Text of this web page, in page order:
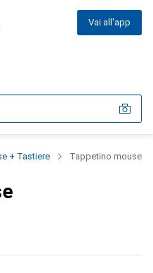
Vai all'app
+ Tastiere Tappetino mouse